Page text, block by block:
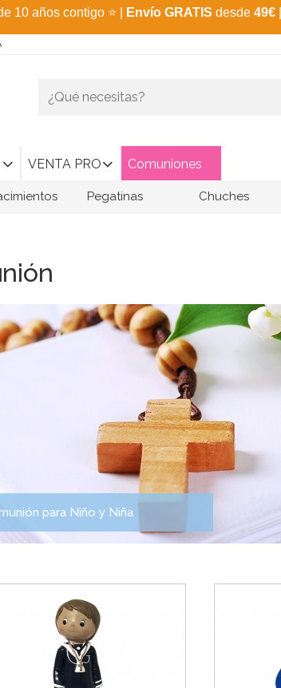
10 años contigo ⭐ Envío GRATIS desde 49€
VENTA PRO Comuniones
Pegatinas Chuches
para Niño y Niña